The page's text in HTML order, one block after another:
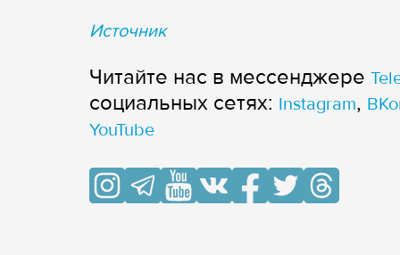
Источник
Читайте нас в мессенджере
cоциальных сетях: Instagram,
YouTube